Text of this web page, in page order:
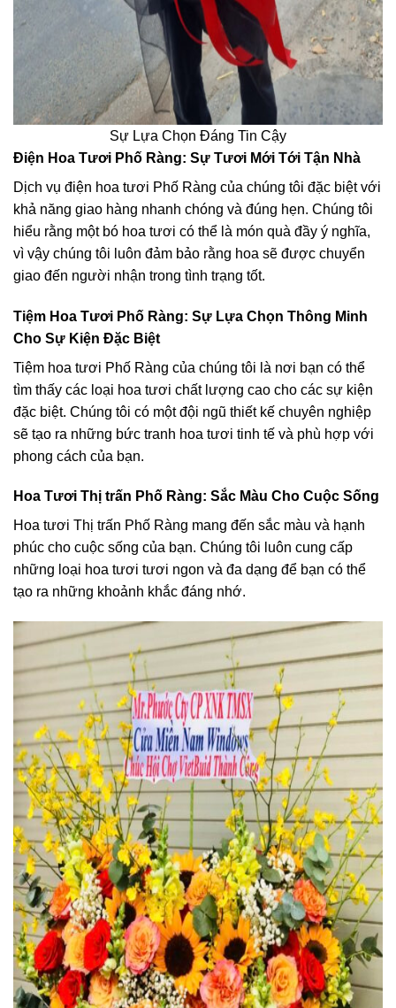
Sự Lựa Chọn Đáng Tin Cậy
Điện Hoa Tươi Phố Ràng: Sự Tươi Mới Tới Tận Nhà
Dịch vụ điện hoa tươi Phố Ràng của chúng tôi đặc biệt với
khả năng giao hàng nhanh chóng và đúng hẹn. Chúng tôi
hiểu rằng một bó hoa tươi có thể là món quà đầy ý nghĩa,
vì vậy chúng tôi luôn đảm bảo rằng hoa sẽ được chuyển
giao đến người nhận trong tình trạng tốt.
Tiệm Hoa Tươi Phố Ràng: Sự Lựa Chọn Thông Minh
Cho Sự Kiện Đặc Biệt
Tiệm hoa tươi Phố Ràng của chúng tôi là nơi bạn có thể
tìm thấy các loại hoa tươi chất lượng cao cho các sự kiện
đặc biệt. Chúng tôi có một đội ngũ thiết kế chuyên nghiệp
sẽ tạo ra những bức tranh hoa tươi tinh tế và phù hợp với
phong cách của bạn.
Hoa Tươi Thị trấn Phố Ràng: Sắc Màu Cho Cuộc Sống
Hoa tươi Thị trấn Phố Ràng mang đến sắc màu và hạnh
phúc cho cuộc sống của bạn. Chúng tôi luôn cung cấp
những loại hoa tươi tươi ngon và đa dạng để bạn có thể
tạo ra những khoảnh khắc đáng nhớ.